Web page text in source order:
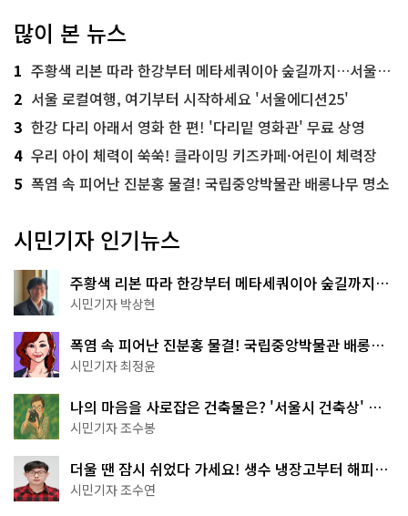
많이 본 뉴스
1 주황색 리본 따라 한강부터 메타세쿼이아 숲길까지…서울둘레길 15코스
2 서울 로컬여행, 여기부터 시작하세요 '서울에디션25'
3 한강 다리 아래서 영화 한 편! '다리밑 영화관' 무료 상영
4 우리 아이 체력이 쑥쑥! 클라이밍 키즈카페·어린이 체력장
5 폭염 속 피어난 진분홍 물결! 국립중앙박물관 배롱나무 명소
시민기자 인기뉴스
주황색 리본 따라 한강부터 메타세쿼이아 숲길까지…
서울둘레길 15코스
시민기자 박상현
폭염 속 피어난 진분홍 물결! 국립중앙박물관 배롱나
무 명소
시민기자 최정윤
나의 마음을 사로잡은 건축물은? '서울시 건축상' 수
상작 공개!
시민기자 조수봉
더울 땐 잠시 쉬었다 가세요! 생수 냉장고부터 해피소
·무더위쉼터까지
시민기자 조수연